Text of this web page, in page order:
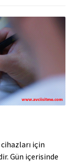
için
Gün içerisinde